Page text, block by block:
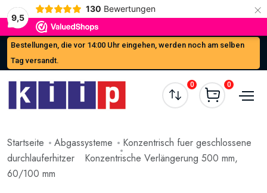
9,5
130 Bewertungen ×
Bestellungen, die vor 14:00 Uhr eingehen, werden noch am selben
Tag versandt.
0 0
Startseite Abgassysteme
Konzentrisch fuer geschlossene
durchlauferhitzer
Konzentrische Verlängerung 500 mm,
60/100 mm